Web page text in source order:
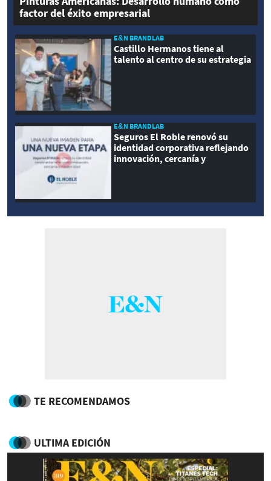
factor del éxito empresarial
E&N BRANDLAB
Castillo Hermanos tiene al
talento al centro de su estrategia
E&N BRANDLAB
Seguros El Roble renovó su
identidad corporativa reflejando
innovación, cercanía y
TE RECOMENDAMOS
ULTIMA EDICIÓN